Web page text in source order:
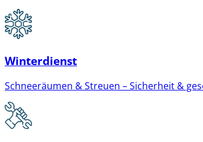
Winterdienst
Schneeräumen & Streuen – Sicherheit &